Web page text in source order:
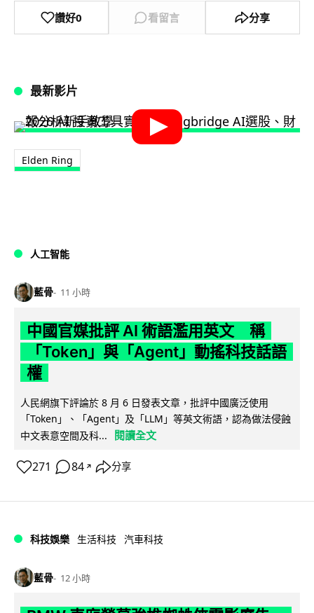
讚好0 看留言 分享
最新影片
Elden Ring
人工智能
藍骨 11 小時
中國官媒批評 AI 術語濫用英文 稱
「Token」與「Agent」動搖科技話語
權
人民網旗下評論於 8 月 6 日發表文章，批評中國廣泛使用
「Token」、「Agent」及「LLM」等英文術語，認為做法侵蝕
中文表意空間及科...
閱讀全文
271 84 ↗ 分享
科技娛樂 生活科技 汽車科技
藍骨 12 小時